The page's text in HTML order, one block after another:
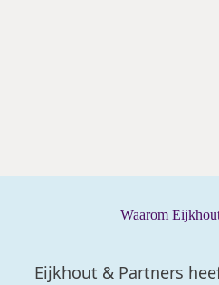
Waarom
Eijkhout & Partners